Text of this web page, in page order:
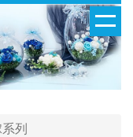
列